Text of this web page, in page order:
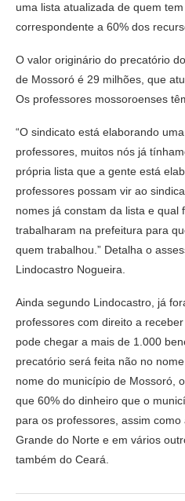
uma lista atualizada de quem
correspondente a 60% dos
O valor originário do precatório
de Mossoró é 29 milhões, que
Os professores mossoroenses
“O sindicato está elaborando
professores, muitos nós já
própria lista que a gente está
professores possam vir ao
nomes já constam da lista e qual
trabalharam na prefeitura para
quem trabalhou.” Detalha o
Lindocastro Nogueira.
Ainda segundo Lindocastro, já
professores com direito a
pode chegar a mais de 1.000
precatório será feita não no
nome do município de Mossoró,
que 60% do dinheiro que o
para os professores, assim
Grande do Norte e em vários
também do Ceará.